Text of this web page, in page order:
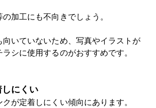
加工にも不向きでしょう。
向いていないため、写真やイラストが
シに使用するのがおすすめです。
にくい
が定着しにくい傾向にあります。